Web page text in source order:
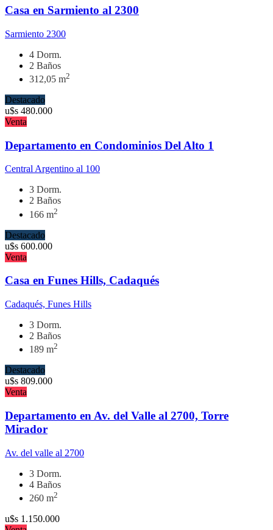
Casa en Sarmiento al 2300
Sarmiento 2300
4 Dorm.
2 Baños
312,05 m2
Destacado
u$s 480.000
Venta
Departamento en Condominios Del Alto 1
Central Argentino al 100
3 Dorm.
2 Baños
166 m2
Destacado
u$s 600.000
Venta
Casa en Funes Hills, Cadaqués
Cadaqués, Funes Hills
3 Dorm.
2 Baños
189 m2
Destacado
u$s 809.000
Venta
Departamento en Av. del Valle al 2700, Torre
Mirador
Av. del valle al 2700
3 Dorm.
4 Baños
260 m2
u$s 1.150.000